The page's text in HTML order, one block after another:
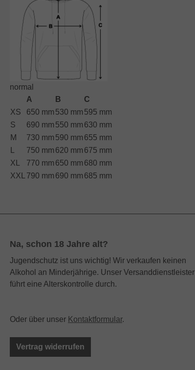
normal
A
B
C
XS
650 mm 530 mm 595 mm
S
690 mm 550 mm 630 mm
M
730 mm 590 mm 655 mm
750 mm 620 mm 675 mm
XL
770 mm 650 mm 680 mm
XXL
790 mm 690 mm 685 mm
Na, schon 18 Jahre alt?
Jugendschutz ist uns wichtig! Wir verkaufen keinen
Alkohol an Minderjährige. Unser Versanddienstleister
führt eine Alterskontrolle durch.
Oder über unser Kontaktformular.
Vertrag widerrufen